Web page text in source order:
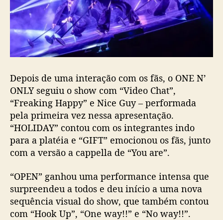
Depois de uma interação com os fãs, o ONE N’
ONLY seguiu o show com “Video Chat”,
“Freaking Happy” e Nice Guy – performada
pela primeira vez nessa apresentação.
“HOLIDAY” contou com os integrantes indo
para a platéia e “GIFT” emocionou os fãs, junto
com a versão a cappella de “You are”.
“OPEN” ganhou uma performance intensa que
surpreendeu a todos e deu início a uma nova
sequência visual do show, que também contou
com “Hook Up”, “One way!!” e “No way!!”.